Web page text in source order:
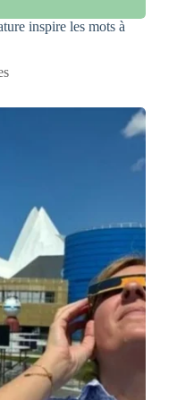
inspire les mots à